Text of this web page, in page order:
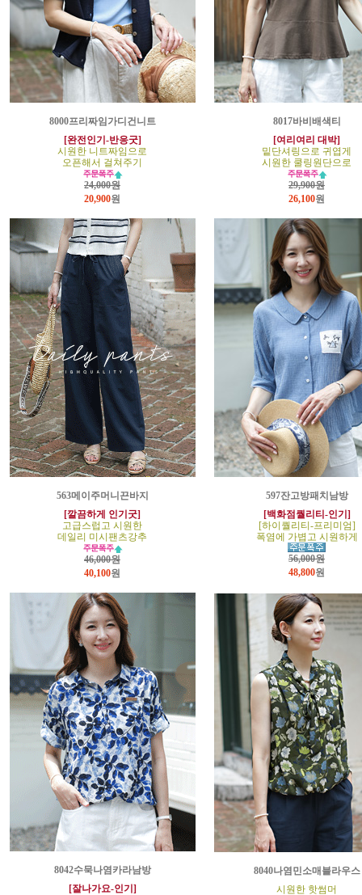
8000프리짜임가디건니트
[완전인기-반응굿]
시원한 니트짜임으로
오픈해서 걸쳐주기
24,000원
20,900원
8017바비배색티
[여리여리 대박]
밑단셔링으로 귀엽게
시원한 쿨링원단으로
29,900원
26,100원
563메이주머니끈바지
[깔끔하게 인기굿]
고급스럽고 시원한
데일리 미시팬츠강추
46,000원
40,100원
597잔고방패치남방
[백화점퀄리티-인기]
[하이퀄리티-프리미엄]
폭염에 가볍고 시원하게
56,000원
48,800원
8042수묵나염카라남방
[잘나가요-인기]
8040나염민소매블라우스
시원한 핫썸머